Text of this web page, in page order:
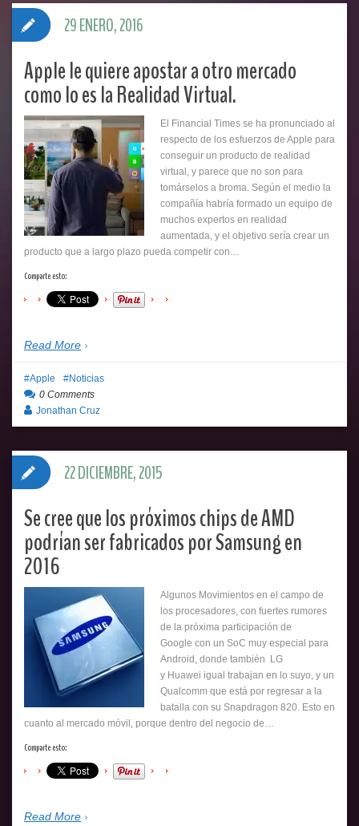
Apple le quiere apostar a otro mercado
como lo es la Realidad Virtual.
El Financial Times se ha pronunciado al
respecto de los esfuerzos de Apple para
conseguir un producto de realidad
virtual, y parece que no son para
tomárselos a broma. Según el medio la
compañía habría formado un equipo de
muchos expertos en realidad
aumentada, y el objetivo sería crear un
producto que a largo plazo pueda competir con…
Comparte esto:
Read More
29 ENERO, 2016
Apple
Noticias
0 Comments
Jonathan Cruz
Se cree que los próximos chips de AMD
podrían ser fabricados por Samsung en
2016
Algunos Movimientos en el campo de
los procesadores, con fuertes rumores
de la próxima participación de
Google con un SoC muy especial para
Android, donde también LG
y Huawei igual trabajan en lo suyo, y un
Qualcomm que está por regresar a la
batalla con su Snapdragon 820. Esto en
cuanto al mercado móvil, porque dentro del negocio de…
Comparte esto:
Read More
22 DICIEMBRE, 2015